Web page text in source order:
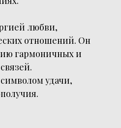
любви,
отношений. Он
гармоничных и
удачи,